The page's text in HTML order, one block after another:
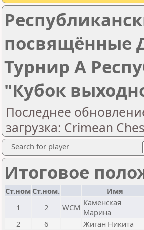
посвящённые
Турнир А
"Кубок
Последнее
загрузка: Crimean
Search for player
Итоговое
Ст.ном Ст.ном. Имя
1
2 WCM Каменская
Марина
2
6 Жиган Никита